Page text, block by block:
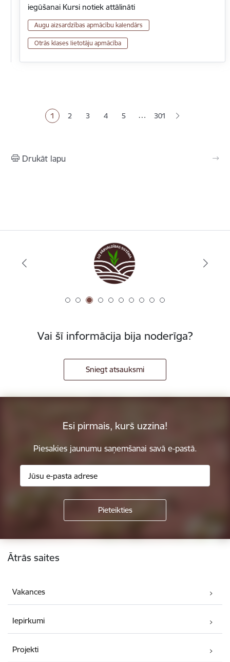
iegūšanai Kursi notiek attālināti
Augu aizsardzības apmācību kalendārs
Otrās klases lietotāju apmācība
Pašreizējā lapa
1 Lapa
2 Lapa
3 Lapa
4 Lapa
5 … 301
Drukāt lapu
Vai šī informācija bija noderīga?
Sniegt atsauksmi
Esi pirmais, kurš uzzina!
Piesakies jaunumu saņemšanai savā e-pastā.
Kājene
Ātrās saites
Vakances
Iepirkumi
Projekti